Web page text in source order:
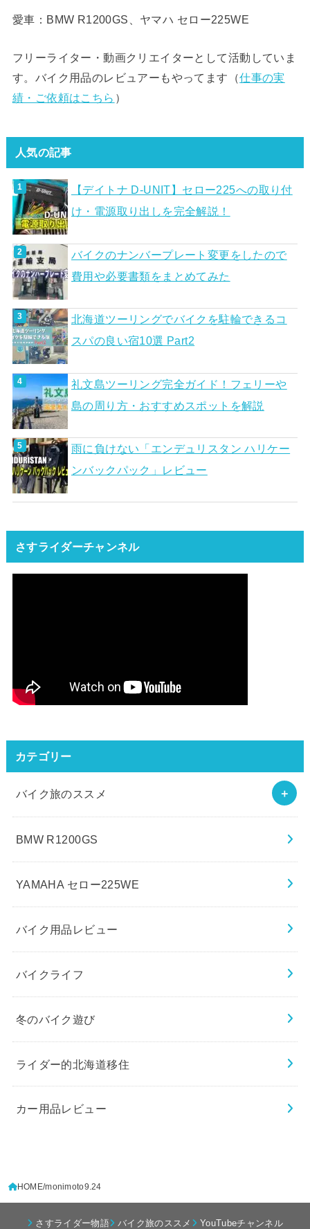
愛車：BMW R1200GS、ヤマハ セロー225WE
フリーライター・動画クリエイターとして活動していま
す。バイク用品のレビュアーもやってます（仕事の実
績・ご依頼はこちら ）
人気の記事
【デイトナ D-UNIT】セロー225への取り付
け・電源取り出しを完全解説！
バイクのナンバープレート変更をしたので
費用や必要書類をまとめてみた
北海道ツーリングでバイクを駐輪できるコ
スパの良い宿10選 Part2
礼文島ツーリング完全ガイド！フェリーや
島の周り方・おすすめスポットを解説
雨に負けない「エンデュリスタン ハリケー
ンバックパック」レビュー
さすライダーチャンネル
カテゴリー
バイク旅のススメ
BMW R1200GS
YAMAHA セロー225WE
バイク用品レビュー
バイクライフ
冬のバイク遊び
ライダー的北海道移住
カー用品レビュー
HOME monimoto9.24
さすライダー物語 バイク旅のススメ YouTubeチャンネル